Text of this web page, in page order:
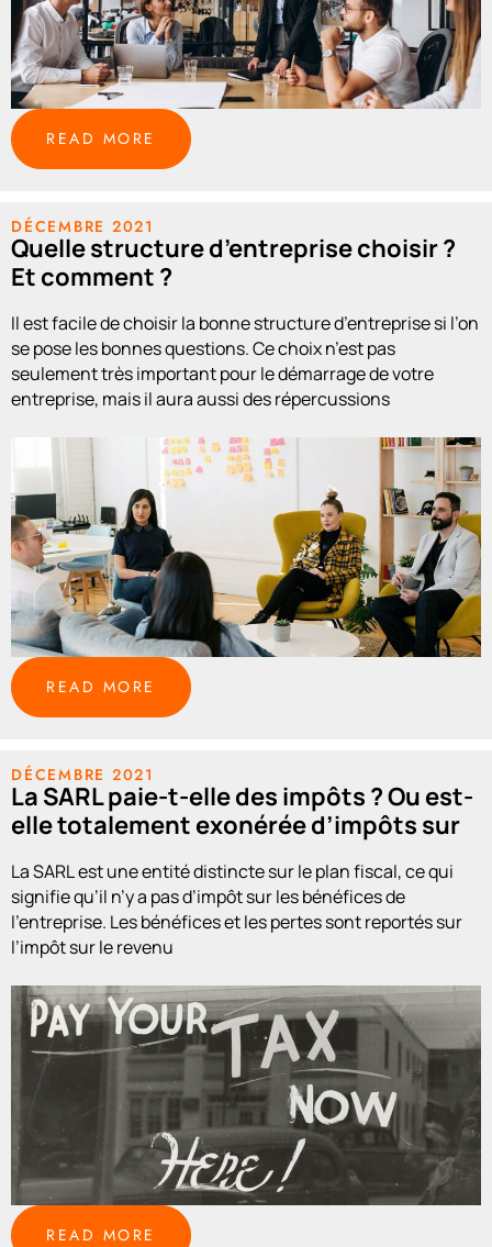
READ MORE
DÉCEMBRE 2021
Quelle structure d’entreprise choisir ?
Et comment ?
Il est facile de choisir la bonne structure d’entreprise si l’on
se pose les bonnes questions. Ce choix n’est pas
seulement très important pour le démarrage de votre
entreprise, mais il aura aussi des répercussions
READ MORE
DÉCEMBRE 2021
La SARL paie-t-elle des impôts ? Ou est-
elle totalement exonérée d’impôts sur
La SARL est une entité distincte sur le plan fiscal, ce qui
signifie qu’il n’y a pas d’impôt sur les bénéfices de
l’entreprise. Les bénéfices et les pertes sont reportés sur
l’impôt sur le revenu
READ MORE